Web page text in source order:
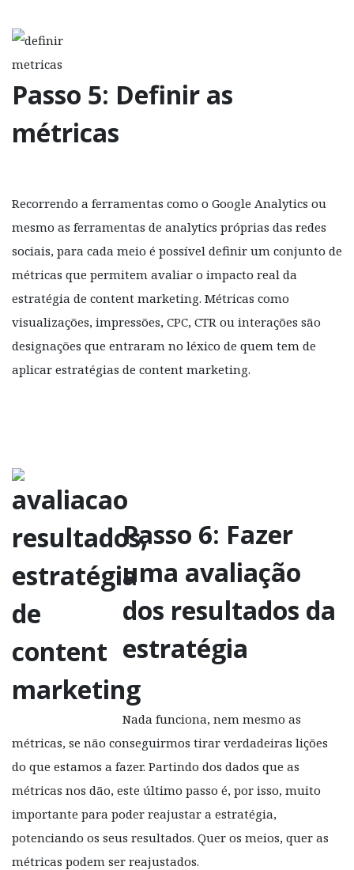
Passo 5: Definir as
métricas
Recorrendo a ferramentas como o Google Analytics ou
mesmo as ferramentas de analytics próprias das redes
sociais, para cada meio é possível definir um conjunto de
métricas que permitem avaliar o impacto real da
estratégia de content marketing. Métricas como
visualizações, impressões, CPC, CTR ou interações são
designações que entraram no léxico de quem tem de
aplicar estratégias de content marketing.
Passo 6: Fazer
uma avaliação
dos resultados da
estratégia
Nada funciona, nem mesmo as
métricas, se não conseguirmos tirar verdadeiras lições
do que estamos a fazer. Partindo dos dados que as
métricas nos dão, este último passo é, por isso, muito
importante para poder reajustar a estratégia,
potenciando os seus resultados. Quer os meios, quer as
métricas podem ser reajustados.